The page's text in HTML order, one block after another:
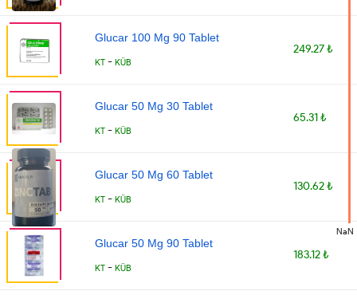
Glucar 100 Mg 90 Tablet
KT - KÜB
249.27 ₺
Glucar 50 Mg 30 Tablet
KT - KÜB
65.31 ₺
Glucar 50 Mg 60 Tablet
KT - KÜB
130.62 ₺
Glucar 50 Mg 90 Tablet
KT - KÜB
183.12 ₺
NaN